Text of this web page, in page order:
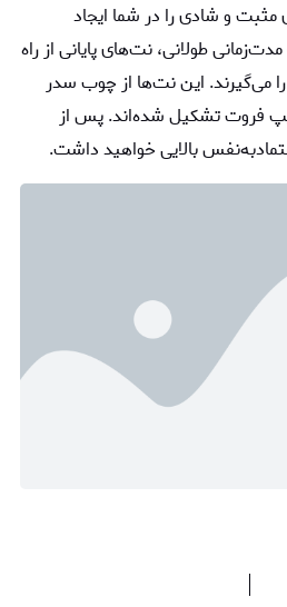
مثبت و شادی را در شما ایجاد
طولانی، نت‌های پایانی از راه
می‌گیرند. این نت‌ها از چوب سدر
فروت تشکیل شده‌اند. پس از
بالایی خواهید داشت.